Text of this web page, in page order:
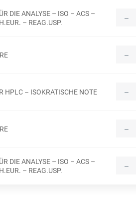
DIE ANALYSE – ISO – ACS –
– REAG.USP.
–
–
HPLC – ISOKRATISCHE NOTE –
–
DIE ANALYSE – ISO – ACS –
– REAG.USP.
–